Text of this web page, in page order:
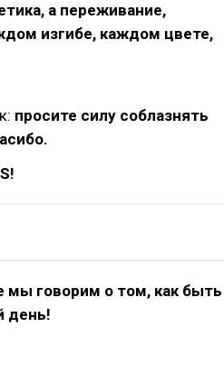
а переживание,
изгибе, каждом цвете,
просите силу соблазнять
мы говорим о том, как быть
день!